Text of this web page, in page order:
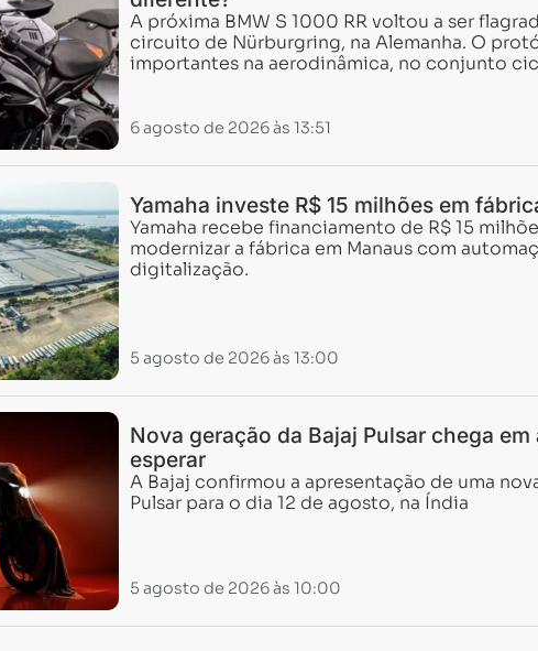
A próxima BMW S 1000 RR voltou a ser
circuito de Nürburgring, na Alemanha. O
importantes na aerodinâmica, no conjunto
6 agosto de 2026 às 13:51
Yamaha investe R$ 15 milhões em
Yamaha recebe financiamento de R$ 15
modernizar a fábrica em Manaus com
digitalização.
5 agosto de 2026 às 13:00
Nova geração da Bajaj Pulsar chega
esperar
A Bajaj confirmou a apresentação de uma
Pulsar para o dia 12 de agosto, na Índia
5 agosto de 2026 às 10:00